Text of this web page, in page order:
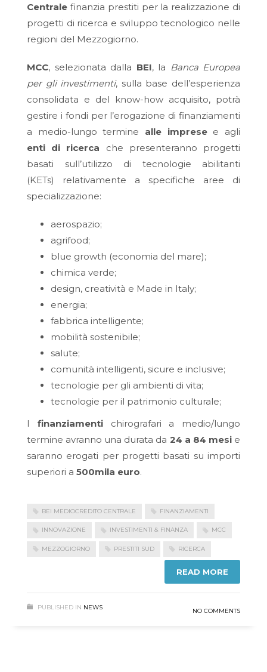
Centrale finanzia prestiti per la realizzazione di
progetti di ricerca e sviluppo tecnologico nelle
regioni del Mezzogiorno.
MCC, selezionata dalla BEI, la Banca Europea
per gli investimenti, sulla base dell’esperienza
consolidata e del know-how acquisito, potrà
gestire i fondi per l’erogazione di finanziamenti
a medio-lungo termine alle impresee agli
enti di ricerca che presenteranno progetti
basati sull’utilizzo di tecnologie abilitanti
(KETs) relativamente a specifiche aree di
specializzazione:
aerospazio;
agrifood;
blue growth (economia del mare);
chimica verde;
design, creatività e Made in Italy;
energia;
fabbrica intelligente;
mobilità sostenibile;
salute;
comunità intelligenti, sicure e inclusive;
tecnologie per gli ambienti di vita;
tecnologie per il patrimonio culturale;
I finanziamentichirografari a medio/lungo
termine avranno una durata da 24 a 84 mesie
saranno erogati per progetti basati su importi
superiori a 500mila euro.
BEI MEDIOCREDITO CENTRALE FINANZIAMENTI
INNOVAZIONE INVESTIMENTI & FINANZA MCC
MEZZOGIORNO PRESTITI SUD RICERCA
READ MORE
PUBLISHED IN NEWS NO COMMENTS